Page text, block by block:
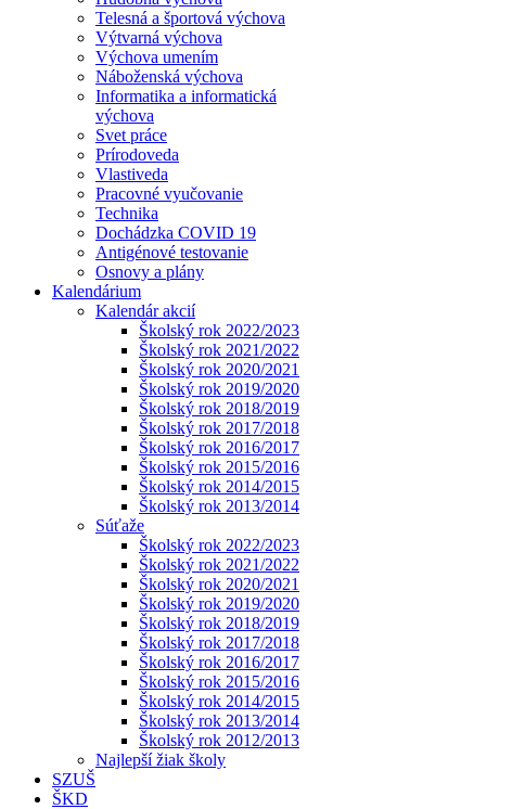
Telesná a športová výchova
Výtvarná výchova
Výchova umením
Náboženská výchova
Informatika a informatická
výchova
Svet práce
Prírodoveda
Vlastiveda
Pracovné vyučovanie
Technika
Dochádzka COVID 19
Antigénové testovanie
Osnovy a plány
Kalendárium
Kalendár akcií
Školský rok 2022/2023
Školský rok 2021/2022
Školský rok 2020/2021
Školský rok 2019/2020
Školský rok 2018/2019
Školský rok 2017/2018
Školský rok 2016/2017
Školský rok 2015/2016
Školský rok 2014/2015
Školský rok 2013/2014
Súťaže
Školský rok 2022/2023
Školský rok 2021/2022
Školský rok 2020/2021
Školský rok 2019/2020
Školský rok 2018/2019
Školský rok 2017/2018
Školský rok 2016/2017
Školský rok 2015/2016
Školský rok 2014/2015
Školský rok 2013/2014
Školský rok 2012/2013
Najlepší žiak školy
SZUŠ
ŠKD